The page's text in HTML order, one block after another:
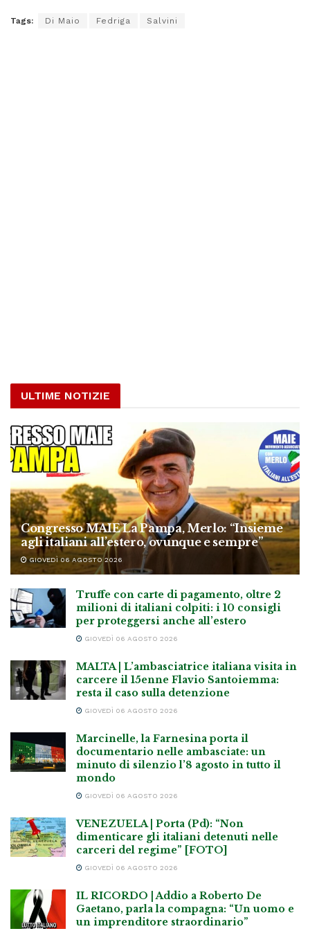
Tags: Di Maio Fedriga Salvini
ULTIME NOTIZIE
Congresso MAIE La Pampa, Merlo: “Insieme
agli italiani all’estero, ovunque e sempre”
GIOVEDÌ 06 AGOSTO 2026
Truffe con carte di pagamento, oltre 2
milioni di italiani colpiti: i 10 consigli
per proteggersi anche all’estero
GIOVEDÌ 06 AGOSTO 2026
MALTA | L’ambasciatrice italiana visita in
carcere il 15enne Flavio Santoiemma:
resta il caso sulla detenzione
GIOVEDÌ 06 AGOSTO 2026
Marcinelle, la Farnesina porta il
documentario nelle ambasciate: un
minuto di silenzio l’8 agosto in tutto il
mondo
GIOVEDÌ 06 AGOSTO 2026
VENEZUELA | Porta (Pd): “Non
dimenticare gli italiani detenuti nelle
carceri del regime” [FOTO]
GIOVEDÌ 06 AGOSTO 2026
IL RICORDO | Addio a Roberto De
Gaetano, parla la compagna: “Un uomo e
un imprenditore straordinario”